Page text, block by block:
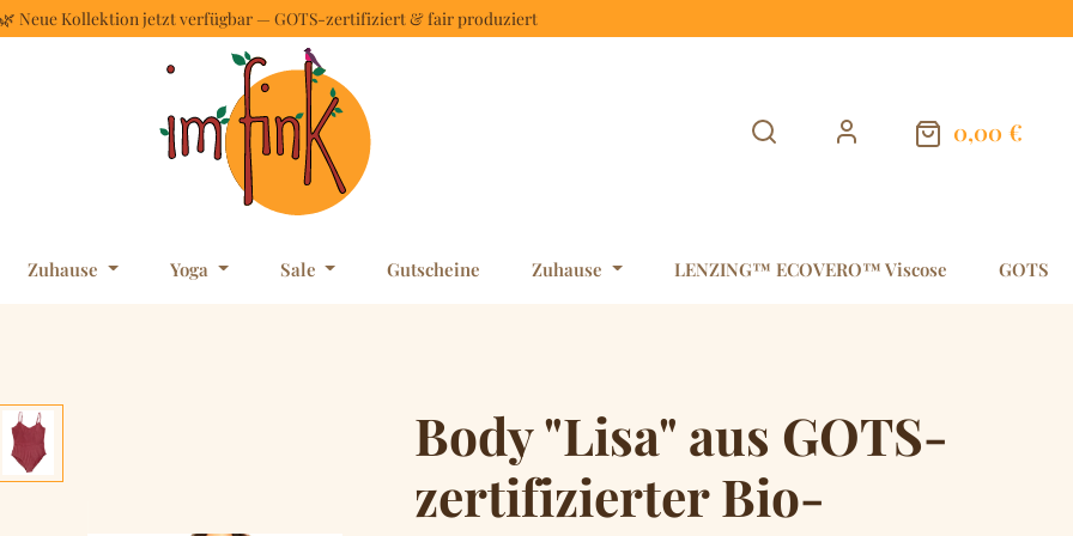
🌿 Neue Kollektion jetzt verfügbar — GOTS-zertifiziert & fair produziert
0,00 €
Warenkorb
Zuhause Yoga Sale Gutscheine Zuhause LENZING™ ECOVERO™ Viscose GOTS
Body "Lisa" aus GOTS-
zertifizierter Bio-